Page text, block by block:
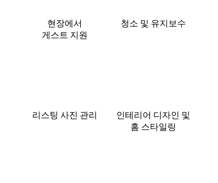
현장에서
게⁠스⁠트 지⁠원
청소 및 유지보수
리스팅 사진 관리
인테리어 디자인 및
홈 스⁠타⁠일⁠링